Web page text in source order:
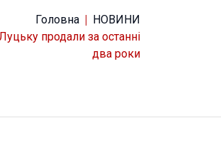
Головна
НОВИНИ
продали за останні
два роки